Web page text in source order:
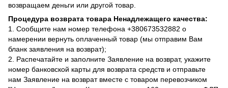
возвращаем деньги или другой товар.
Процедура возврата товара Ненадлежащего качества:
1. Сообщите нам номер телефона +380673532882 о
намерении вернуть оплаченный товар (мы отправим Вам
бланк заявления на возврат);
2. Распечатайте и заполните Заявление на возврат, укажите
номер банковской карты для возврата средств и отправьте
нам Заявление на возврат вместе с товаром перевозчиком